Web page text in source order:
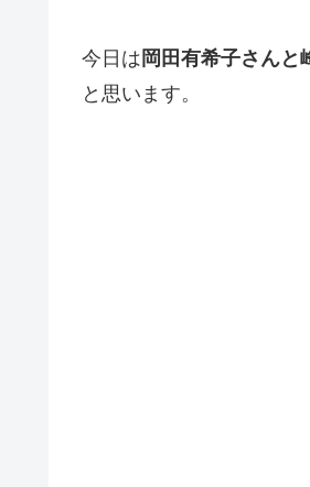
今日は 岡田有希子さんと
と思います。